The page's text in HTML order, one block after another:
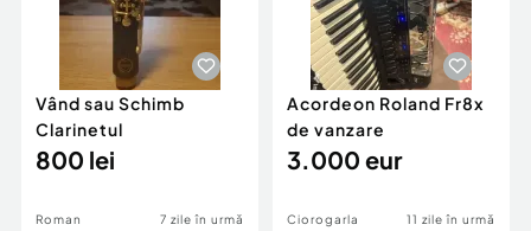
Vând sau Schimb
Clarinetul
800 lei
Roman 7 zile în urmă
Acordeon Roland Fr8x
de vanzare
3.000 eur
Ciorogarla 11 zile în urmă